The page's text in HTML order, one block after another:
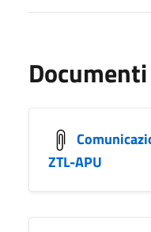
Documenti
ZTL-APU